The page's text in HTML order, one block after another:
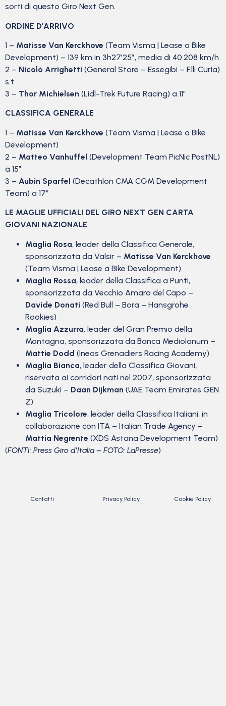
sorti di questo Giro Next Gen.
ORDINE D’ARRIVO
1 – Matisse Van Kerckhove (Team Visma | Lease a Bike
Development) – 139 km in 3h27’25”, media di 40.208 km/h
2 – Nicolò Arrighetti (General Store – Essegibi – F.lli Curia)
s.t.
3 – Thor Michielsen (Lidl-Trek Future Racing) a 11″
CLASSIFICA GENERALE
1 – Matisse Van Kerckhove (Team Visma | Lease a Bike
Development)
2 – Matteo Vanhuffel (Development Team PicNic PostNL)
a 15″
3 – Aubin Sparfel (Decathlon CMA CGM Development
Team) a 17″
LE MAGLIE UFFICIALI DEL GIRO NEXT GEN CARTA
GIOVANI NAZIONALE
Maglia Rosa, leader della Classifica Generale,
sponsorizzata da Valsir – Matisse Van Kerckhove
(Team Visma | Lease a Bike Development)
Maglia Rossa, leader della Classifica a Punti,
sponsorizzata da Vecchio Amaro del Capo –
Davide Donati (Red Bull – Bora – Hansgrohe
Rookies)
Maglia Azzurra, leader del Gran Premio della
Montagna, sponsorizzata da Banca Mediolanum –
Mattie Dodd (Ineos Grenadiers Racing Academy)
Maglia Bianca, leader della Classifica Giovani,
riservata ai corridori nati nel 2007, sponsorizzata
da Suzuki – Daan Dijkman (UAE Team Emirates GEN
Z)
Maglia Tricolore, leader della Classifica Italiani, in
collaborazione con ITA – Italian Trade Agency –
Mattia Negrente (XDS Astana Development Team)
(FONTI: Press Giro d’Italia – FOTO: LaPresse)
Contatti Privacy Policy Cookie Policy